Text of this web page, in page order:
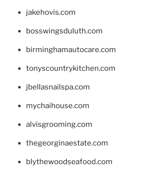
jakehovis.com
bosswingsduluth.com
birminghamautocare.com
tonyscountrykitchen.com
jbellasnailspa.com
mychaihouse.com
alvisgrooming.com
thegeorginaestate.com
blythewoodseafood.com